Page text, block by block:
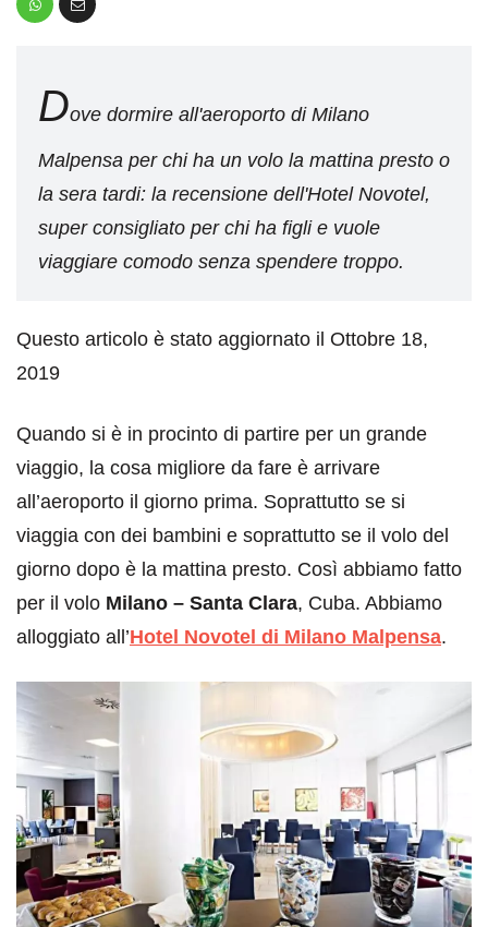
Dove dormire all'aeroporto di Milano
Malpensa per chi ha un volo la mattina presto o
la sera tardi: la recensione dell'Hotel Novotel,
super consigliato per chi ha figli e vuole
viaggiare comodo senza spendere troppo.
Questo articolo è stato aggiornato il Ottobre 18,
2019
Quando si è in procinto di partire per un grande
viaggio, la cosa migliore da fare è arrivare
all’aeroporto il giorno prima. Soprattutto se si
viaggia con dei bambini e soprattutto se il volo del
giorno dopo è la mattina presto. Così abbiamo fatto
per il volo Milano – Santa Clara, Cuba. Abbiamo
alloggiato all’Hotel Novotel di Milano Malpensa.